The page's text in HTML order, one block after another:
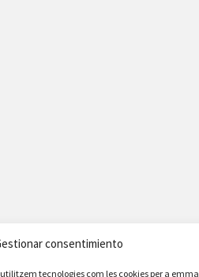
consentimiento
utilitzem tecnologies com les cookies per a